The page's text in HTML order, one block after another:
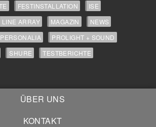
FESTINSTALLATION
ISE
LINE ARRAY MAGAZIN
NEWS
PERSONALIA
PROLIGHT + SOUND
SHURE TESTBERICHTE
ÜBER UNS
KONTAKT